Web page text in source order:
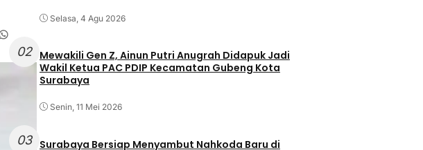
Selasa, 4 Agu 2026
02
Mewakili Gen Z, Ainun Putri Anugrah Didapuk Jadi
Wakil Ketua PAC PDIP Kecamatan Gubeng Kota
Surabaya
Senin, 11 Mei 2026
03
Surabaya Bersiap Menyambut Nahkoda Baru di